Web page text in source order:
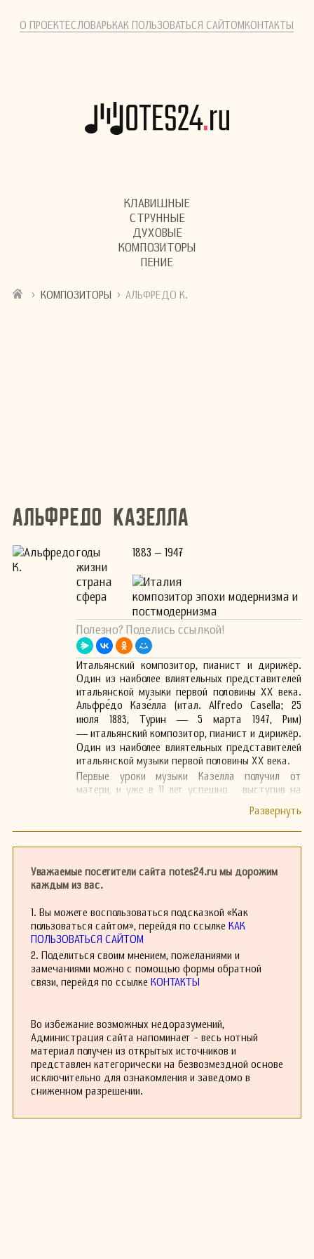
О ПРОЕКТЕСЛОВАРЬКАК ПОЛЬЗОВАТЬСЯ САЙТОМКОНТАКТЫ
КЛАВИШНЫЕ
СТРУННЫЕ
ДУХОВЫЕ
КОМПОЗИТОРЫ
ПЕНИЕ
› КОМПОЗИТОРЫ › АЛЬФРЕДО К.
Альфредо Казелла
годы
жизни
1883 – 1947
страна
Италия
сфера
композитор эпохи модернизма и
постмодернизма
Полезно? Поделись ссылкой!
Итальянский композитор, пианист и дирижёр.
Один из наиболее влиятельных представителей
итальянской музыки первой половины XX века.
Альфре́до Казе́лла (итал. Alfredo Casella; 25
июля 1883, Турин ― 5 марта 1947, Рим)
― итальянский композитор, пианист и дирижёр.
Один из наиболее влиятельных представителей
итальянской музыки первой половины XX века.
Первые уроки музыки Казелла получил от
матери, и уже в 11 лет успешно выступив на
обучение в Парижскую консерваторию, где он
стал учиться в классе Луи Дьемера
Молодого музыканта привлекали новейшие
течения в искусстве того времени
К. Дебюсси, Р. Штрауса, Г. Малера, Б. Бартока, А.
Шёнберга и И. Стравинского. В
консерваторские годы Альфредо Казелла
сблизился с М. Равелем
- французским композитором и
дирижёром и Дж.Энеску- румынским
композитором Гу́ставом Ма́лером.
После окончания консерватории в 1902 году,
музыкант га­ст­ро­ли­ро­вал как пиа­нист во многих
стра­нах Ев­ро­пы, неоднократно выступал он и в
Рос­сии. Повсюду ему был оказан горячий прием,
и сопутствовал неизменный успех. И как
пианист, и как дирижер Казелла сделал
чрезвычайно много для популяризации новых
Уважаемые посетители сайта notes24.ru мы дорожим
каждым из вас.
1. Вы можете воспользоваться подсказкой «Как
пользоваться сайтом», перейдя по ссылке КАК
ПОЛЬЗОВАТЬСЯ САЙТОМ
2. Поделиться своим мнением, пожеланиями и
замечаниями можно с помощью формы обратной
связи, перейдя по ссылке КОНТАКТЫ
Во избежание возможных недоразумений,
Администрация сайта напоминает - весь нотный
материал получен из открытых источников и
представлен категорически на безвозмездной основе
исключительно для ознакомления и заведомо в
сниженном разрешении.